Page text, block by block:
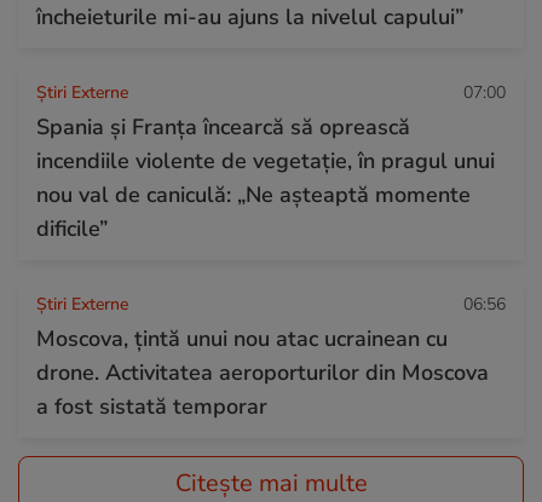
încheieturile mi-au ajuns la nivelul capului”
Știri Externe 07:00
Spania și Franța încearcă să oprească
incendiile violente de vegetație, în pragul unui
nou val de caniculă: „Ne așteaptă momente
dificile”
Știri Externe 06:56
Moscova, ţintă unui nou atac ucrainean cu
drone. Activitatea aeroporturilor din Moscova
a fost sistată temporar
Citește mai multe